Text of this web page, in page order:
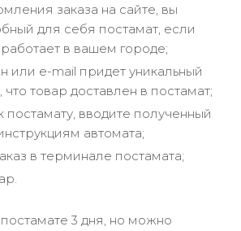
заказа на сайте, вы
для себя постамат, если
в вашем городе;
или e-mail придет уникальный
что товар доставлен в постамат;
постамату, вводите полученный
автомата;
в терминале постамата;
3 дня, но можно